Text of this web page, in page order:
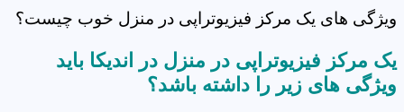
ویژگی های یک مرکز فیزیوتراپی در منزل خوب چیست؟
یک مرکز فیزیوتراپی در منزل در اندیکا باید
ویژگی های زیر را داشته باشد؟